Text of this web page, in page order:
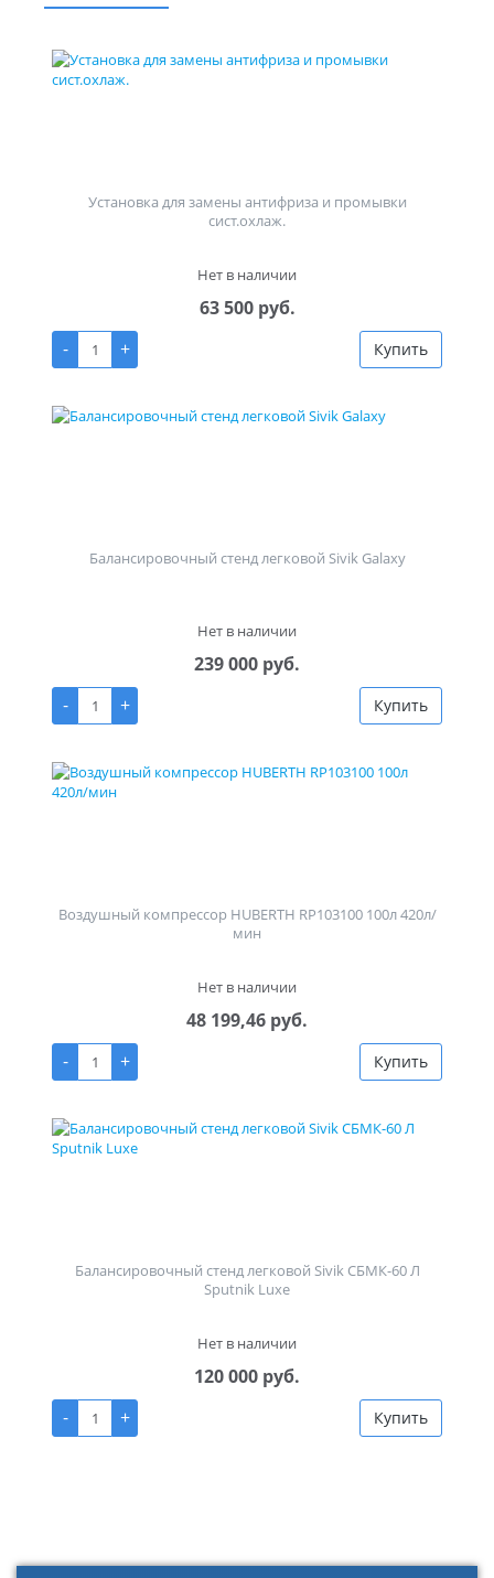
Установка для замены антифриза и промывки
сист.охлаж.
Нет в наличии
63 500 руб.
-
+ Купить
Балансировочный стенд легковой Sivik Galaxy
Нет в наличии
239 000 руб.
-
+ Купить
Воздушный компрессор HUBERTH RP103100 100л 420л/
мин
Нет в наличии
48 199,46 руб.
-
+ Купить
Балансировочный стенд легковой Sivik СБМК-60 Л
Sputnik Luxe
Нет в наличии
120 000 руб.
-
+ Купить